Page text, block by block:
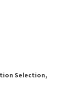
Selection,